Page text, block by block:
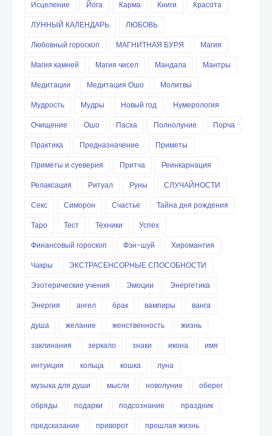
Исцеление
Йога Карма Книги
Красота
ЛУННЫЙ КАЛЕНДАРЬ
ЛЮБОВЬ
Любовный гороскоп
МАГНИТНАЯ БУРЯ
Магия
Магия камней
Магия чисел Мандала
Мантры
Медитации
Медитация Ошо
Молитвы
Мудрость
Мудры Новый год
Нумерология
Очищение
Ошо Пасха Полнолуние
Порча
Практика
Предназначение
Приметы
Приметы и суеверия
Притча
Реинкарнация
Релаксация
Ритуал Руны
СЛУЧАЙНОСТИ
Секс
Симорон Счастье
Тайна дня рождения
Таро
Тест Техники
Успех
Финансовый гороскоп
Фэн-шуй
Хиромантия
Чакры
ЭКСТРАСЕНСОРНЫЕ СПОСОБНОСТИ
Эзотерические учения
Эмоции
Энергетика
Энергия
ангел брак вампиры
ванга
душа
желание женственность
жизнь
заклинания
зеркало знаки икона
имя
интуиция
кольца кошка
луна
музыка для души
мысли новолуние
оберег
обряды
подарки подсознание
праздник
предсказание
приворот
прошлая жизнь